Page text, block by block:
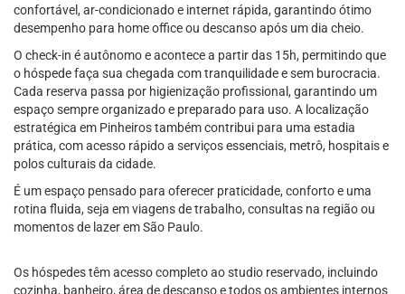
confortável, ar-condicionado e internet rápida, garantindo ótimo
desempenho para home office ou descanso após um dia cheio.
O check-in é autônomo e acontece a partir das 15h, permitindo que
o hóspede faça sua chegada com tranquilidade e sem burocracia.
Cada reserva passa por higienização profissional, garantindo um
espaço sempre organizado e preparado para uso. A localização
estratégica em Pinheiros também contribui para uma estadia
prática, com acesso rápido a serviços essenciais, metrô, hospitais e
polos culturais da cidade.
É um espaço pensado para oferecer praticidade, conforto e uma
rotina fluida, seja em viagens de trabalho, consultas na região ou
momentos de lazer em São Paulo.
Os hóspedes têm acesso completo ao studio reservado, incluindo
cozinha, banheiro, área de descanso e todos os ambientes internos